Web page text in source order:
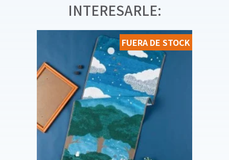
INTERESARLE:
FUERA DE STOCK